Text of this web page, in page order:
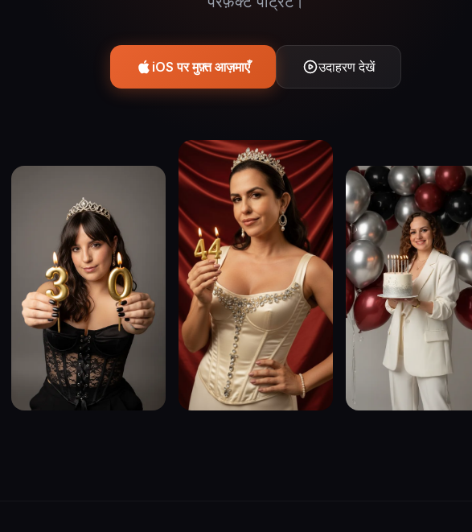
iOS पर मुफ़्त आज़माएँ उदाहरण देखें